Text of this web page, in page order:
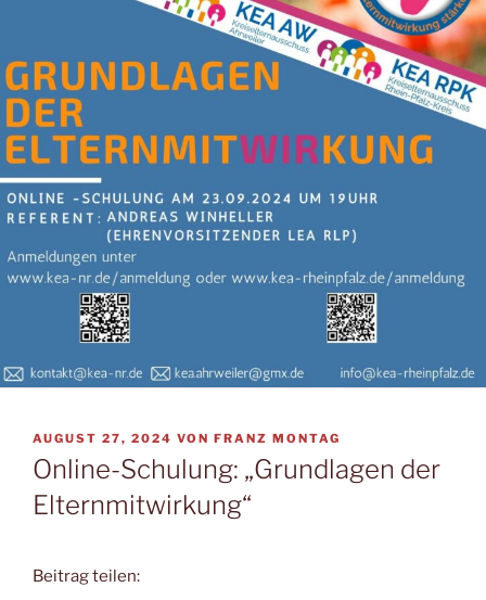
VERÖFFENTLICHT
AM
AUGUST 27, 2024 VON FRANZ MONTAG
Online-Schulung: „Grundlagen der
Elternmitwirkung“
Beitrag teilen: